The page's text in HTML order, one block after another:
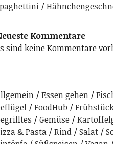
Kommentare
sind keine Kommentare
Essen gehen
FoodHub
Gemüse
& Pasta
Rind Salat